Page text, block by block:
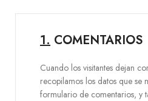
1. COMENTARIOS
Cuando los visitantes dejan
recopilamos los datos que se
formulario de comentarios, y